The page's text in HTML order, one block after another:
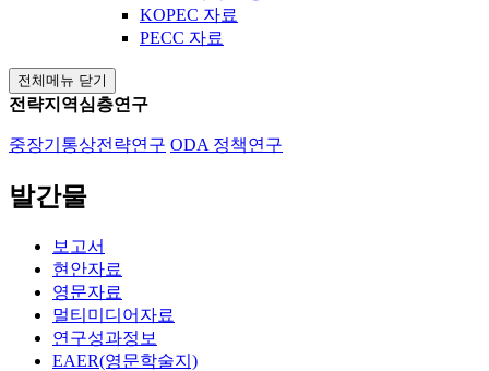
KOPEC 자료
PECC 자료
전체메뉴 닫기
전략지역심층연구
중장기통상전략연구 ODA 정책연구
발간물
보고서
현안자료
영문자료
멀티미디어자료
연구성과정보
EAER(영문학술지)